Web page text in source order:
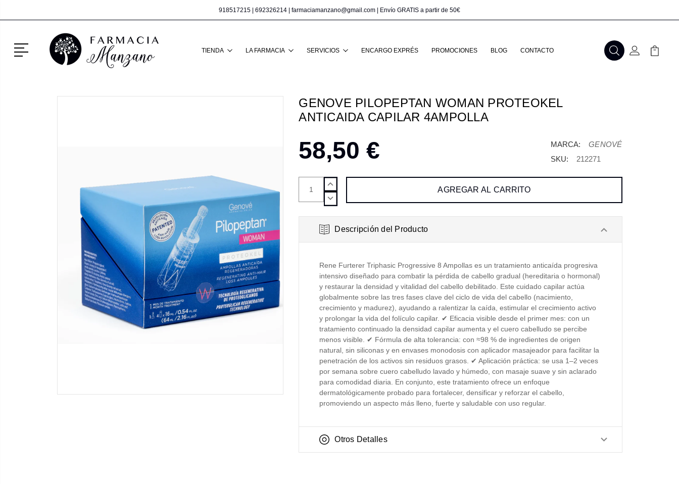
918517215 692326214 farmaciamanzano@gmail.com | Envío GRATIS a partir de 50€
Menú TIENDA LA FARMACIA SERVICIOS ENCARGO EXPRÉS PROMOCIONES BLOG CONTACTO BuscarMi Cuenta
Mi
GENOVE PILOPEPTAN WOMAN PROTEOKEL
ANTICAIDA CAPILAR 4AMPOLLA
58,50 €
AUMENTAR
CANTIDAD:
DISMINUIR
CANTIDAD:
MARCA:
GENOVÉ
SKU:
212271
Descripción del Producto
Rene Furterer Triphasic Progressive 8 Ampollas es un tratamiento anticaída progresiva
intensivo diseñado para combatir la pérdida de cabello gradual (hereditaria o hormonal)
y restaurar la densidad y vitalidad del cabello debilitado. Este cuidado capilar actúa
globalmente sobre las tres fases clave del ciclo de vida del cabello (nacimiento,
crecimiento y madurez), ayudando a ralentizar la caída, estimular el crecimiento activo
y prolongar la vida del folículo capilar. ✔ Eficacia visible desde el primer mes: con un
tratamiento continuado la densidad capilar aumenta y el cuero cabelludo se percibe
menos visible. ✔ Fórmula de alta tolerancia: con ≈98 % de ingredientes de origen
natural, sin siliconas y en envases monodosis con aplicador masajeador para facilitar la
penetración de los activos sin residuos grasos. ✔ Aplicación práctica: se usa 1–2 veces
por semana sobre cuero cabelludo lavado y húmedo, con masaje suave y sin aclarado
para comodidad diaria. En conjunto, este tratamiento ofrece un enfoque
dermatológicamente probado para fortalecer, densificar y reforzar el cabello,
promoviendo un aspecto más lleno, fuerte y saludable con uso regular.
Otros Detalles